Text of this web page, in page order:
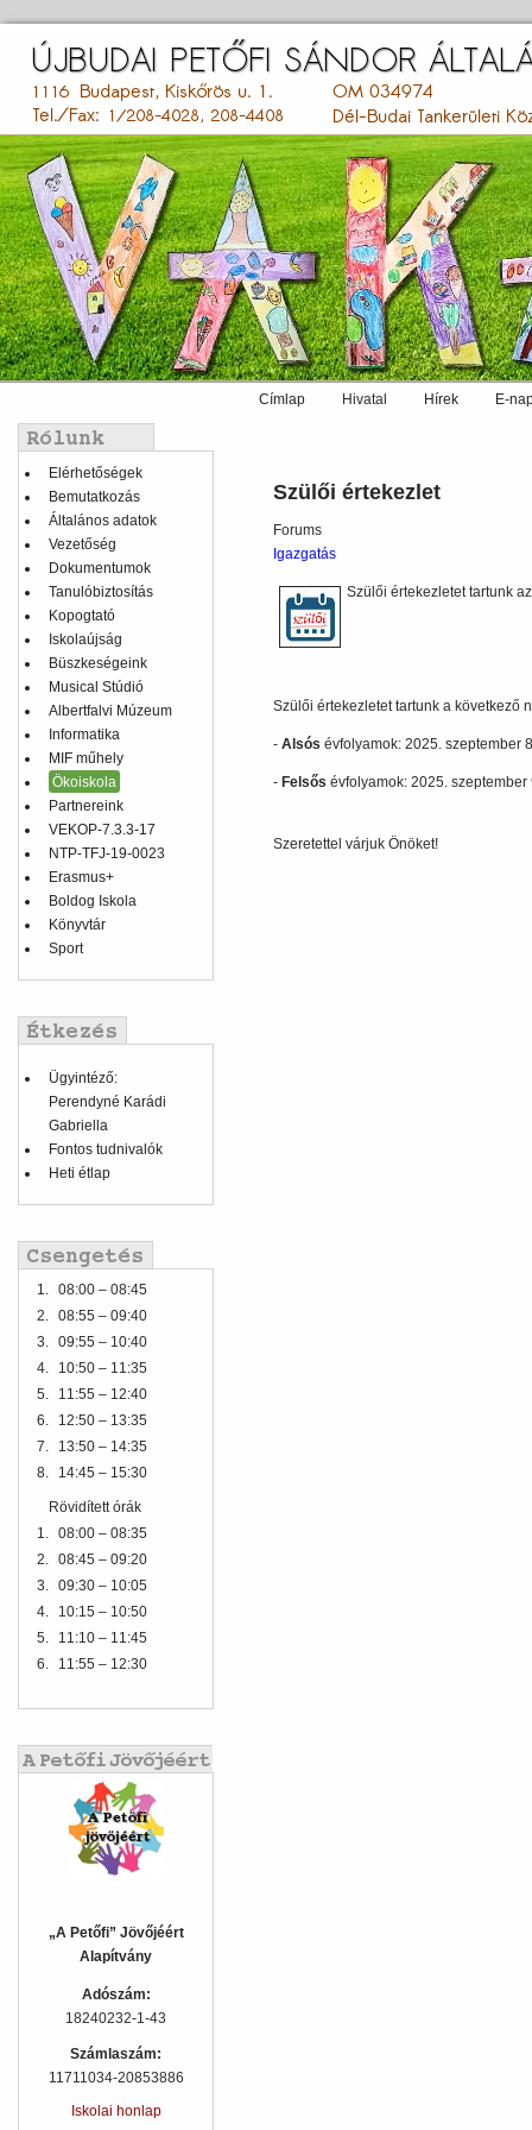
tartalomra
menu
Címlap Hivatal Hírek E-
Balmenü
Elérhetőségek
Bemutatkozás
Általános adatok
Vezetőség
Dokumentumok
Tanulóbiztosítás
Kopogtató
Iskolaújság
Büszkeségeink
Musical Stúdió
Albertfalvi Múzeum
Informatika
MIF műhely
Ökoiskola
Partnereink
VEKOP-7.3.3-17
NTP-TFJ-19-0023
Erasmus+
Boldog Iskola
Könyvtár
Sport
Ügyintéző:
Perendyné Karádi
Gabriella
Fontos tudnivalók
Heti étlap
1. 08:00 – 08:45
2. 08:55 – 09:40
3. 09:55 – 10:40
4.
10:50 – 11:35
5.
11:55 – 12:40
6.
12:50 – 13:35
7.
13:50 – 14:35
8.
14:45 – 15:30
Rövidített órák
1. 08:00 – 08:35
2. 08:45 – 09:20
3. 09:30 – 10:05
4.
10:15 – 10:50
5.
11:10 – 11:45
6.
11:55 – 12:30
„A Petőfi” Jövőjéért
Alapítvány
Adószám:
18240232-1-43
Számlaszám:
11711034-20853886
Iskolai honlap
Szülői értekezlet
Forums
Igazgatás
Szülői értekezletet tartunk
Szülői értekezletet tartunk a következő
- Alsós évfolyamok: 2025. szeptember
- Felsős évfolyamok: 2025. szeptember
Szeretettel várjuk Önöket!